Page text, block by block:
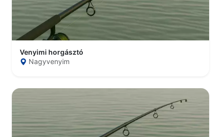
Venyimi horgásztó
Nagyvenyim